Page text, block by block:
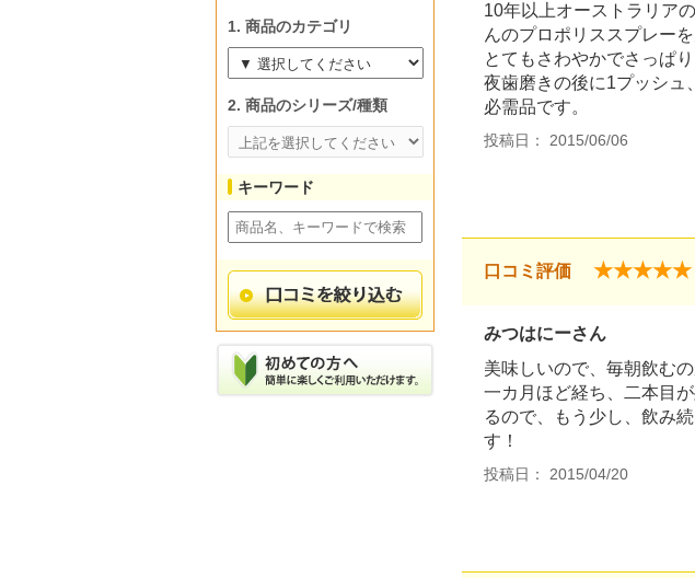
10年以上オーストラリア
んのプロポリススプレー
とてもさわやかでさっぱ
夜歯磨きの後に1プッシュ
必需品です。
投稿日： 2015/06/06
口コミ評価 ★★★★★
みつはにーさん
美味しいので、毎朝飲む
一カ月ほど経ち、二本目
るので、もう少し、飲み
す！
投稿日： 2015/04/20
1. 商品のカテゴリ
2. 商品のシリーズ/種類
キーワード